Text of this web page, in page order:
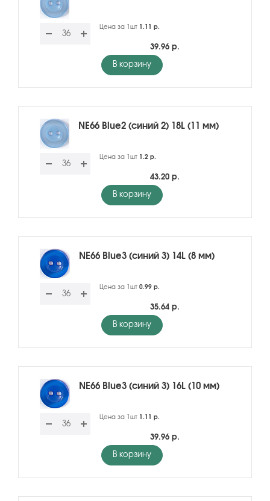
Цена за 1шт 1.11 р.
39.96 р.
В корзину
NE66 Blue2 (синий 2) 18L (11 мм)
Цена за 1шт 1.2 р.
43.20 р.
В корзину
NE66 Blue3 (синий 3) 14L (8 мм)
Цена за 1шт 0.99 р.
35.64 р.
В корзину
NE66 Blue3 (синий 3) 16L (10 мм)
Цена за 1шт 1.11 р.
39.96 р.
В корзину